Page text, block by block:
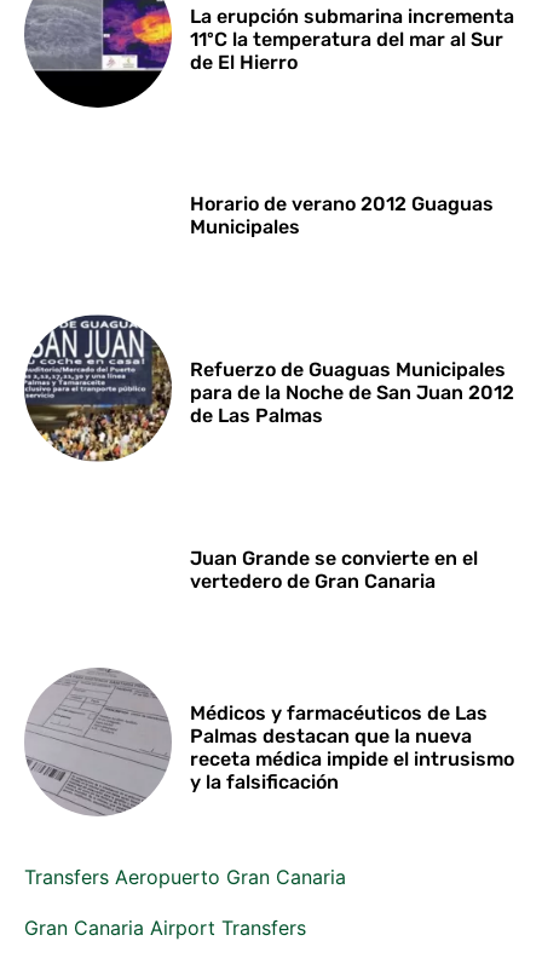
La erupción submarina incrementa
11ºC la temperatura del mar al Sur
de El Hierro
Horario de verano 2012 Guaguas
Municipales
Refuerzo de Guaguas Municipales
para de la Noche de San Juan 2012
de Las Palmas
Juan Grande se convierte en el
vertedero de Gran Canaria
Médicos y farmacéuticos de Las
Palmas destacan que la nueva
receta médica impide el intrusismo
y la falsificación
Transfers Aeropuerto Gran Canaria
Gran Canaria Airport Transfers